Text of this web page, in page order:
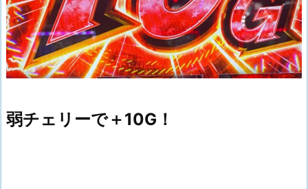
弱チェリーで＋10G！